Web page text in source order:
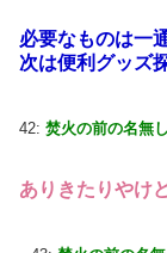
必要なものは一
次は便利グッズ
42: 焚火の前の名無
ありきたりやけ